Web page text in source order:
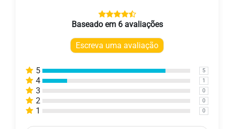
Baseado em 6 avaliações
Escreva uma avaliação
5 5
4 1
3 0
2 0
1 0